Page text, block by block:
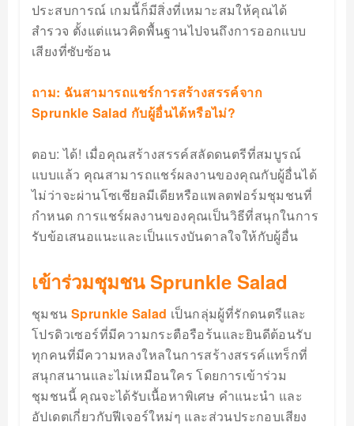
ประสบการณ์ เกมนี้ก็มีสิ่งที่เหมาะสมให้คุณได้
สำรวจ ตั้งแต่แนวคิดพื้นฐานไปจนถึงการออกแบบ
เสียงที่ซับซ้อน
ถาม: ฉันสามารถแชร์การสร้างสรรค์จาก
Sprunkle Salad กับผู้อื่นได้หรือไม่?
ตอบ: ได้! เมื่อคุณสร้างสรรค์สลัดดนตรีที่สมบูรณ์
แบบแล้ว คุณสามารถแชร์ผลงานของคุณกับผู้อื่นได้
ไม่ว่าจะผ่านโซเชียลมีเดียหรือแพลตฟอร์มชุมชนที่
กำหนด การแชร์ผลงานของคุณเป็นวิธีที่สนุกในการ
รับข้อเสนอแนะและเป็นแรงบันดาลใจให้กับผู้อื่น
เข้าร่วมชุมชน Sprunkle Salad
ชุมชน Sprunkle Salad เป็นกลุ่มผู้ที่รักดนตรีและ
โปรดิวเซอร์ที่มีความกระตือรือร้นและยินดีต้อนรับ
ทุกคนที่มีความหลงใหลในการสร้างสรรค์แทร็กที่
สนุกสนานและไม่เหมือนใคร โดยการเข้าร่วม
ชุมชนนี้ คุณจะได้รับเนื้อหาพิเศษ คำแนะนำ และ
อัปเดตเกี่ยวกับฟีเจอร์ใหม่ๆ และส่วนประกอบเสียง